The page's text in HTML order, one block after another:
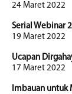
24 Maret 2022
Serial Webinar
19 Maret 2022
Ucapan
17 Maret 2022
Imbauan untuk